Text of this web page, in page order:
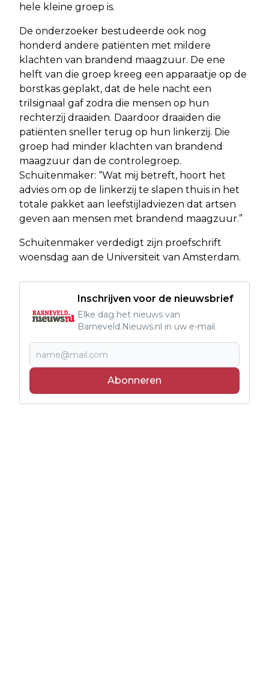
hele kleine groep is.
De onderzoeker bestudeerde ook nog
honderd andere patiënten met mildere
klachten van brandend maagzuur. De ene
helft van die groep kreeg een apparaatje op de
borstkas geplakt, dat de hele nacht een
trilsignaal gaf zodra die mensen op hun
rechterzij draaiden. Daardoor draaiden die
patiënten sneller terug op hun linkerzij. Die
groep had minder klachten van brandend
maagzuur dan de controlegroep.
Schuitenmaker: “Wat mij betreft, hoort het
advies om op de linkerzij te slapen thuis in het
totale pakket aan leefstijladviezen dat artsen
geven aan mensen met brandend maagzuur.”
Schuitenmaker verdedigt zijn proefschrift
woensdag aan de Universiteit van Amsterdam.
Inschrijven voor de nieuwsbrief
Elke dag het nieuws van
Barneveld.Nieuws.nl in uw e-mail.
Abonneren